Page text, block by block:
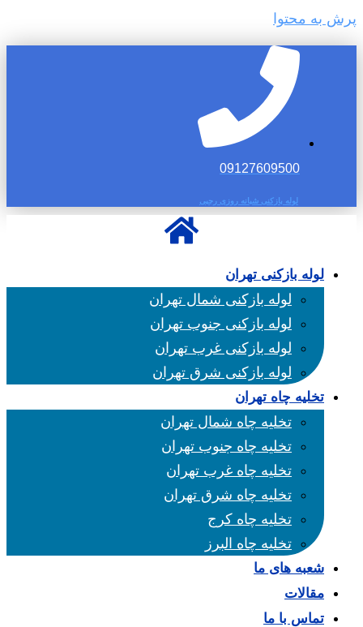
پرش به محتوا
09127609500
لوله بازکنی شبانه روزی رجبی
لوله بازکنی تهران
لوله بازکنی شمال تهران
لوله بازکنی جنوب تهران
لوله بازکنی غرب تهران
لوله بازکنی شرق تهران
تخلیه چاه تهران
تخلیه چاه شمال تهران
تخلیه چاه جنوب تهران
تخلیه چاه غرب تهران
تخلیه چاه شرق تهران
تخلیه چاه کرج
تخلیه چاه البرز
شعبه های ما
مقالات
تماس با ما